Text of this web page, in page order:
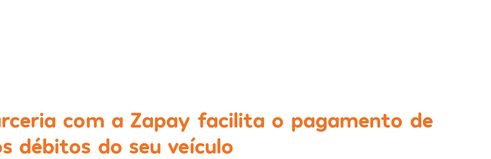
com a Zapay facilita o pagamento de
débitos do seu veículo